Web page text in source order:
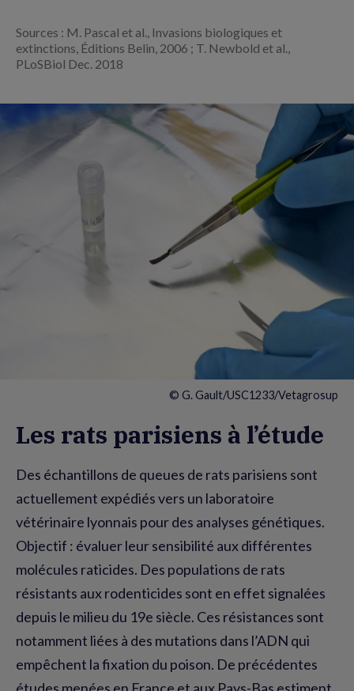
Sources : M. Pascal et al., Invasions biologiques et
extinctions, Éditions Belin, 2006 ; T. Newbold et al.,
PLoSBiol Dec. 2018
Les rats parisiens à l’étude
Des échantillons de queues de rats parisiens sont
actuellement expédiés vers un laboratoire
vétérinaire lyonnais pour des analyses génétiques.
Objectif : évaluer leur sensibilité aux différentes
molécules raticides. Des populations de rats
résistants aux rodenticides sont en effet signalées
depuis le milieu du 19e siècle. Ces résistances sont
notamment liées à des mutations dans l’ADN qui
empêchent la fixation du poison. De précédentes
© G. Gault/USC1233/Vetagrosup